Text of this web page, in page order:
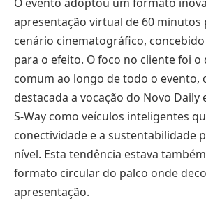
apresentação virtual de 60 minutos
cenário cinematográfico,
para o efeito. O foco no cliente foi
comum ao longo de todo o evento,
destacada a vocação do Novo Daily
S-Way como veículos inteligentes
conectividade e a sustentabilidade
nível. Esta tendência estava
formato circular do palco onde
apresentação.